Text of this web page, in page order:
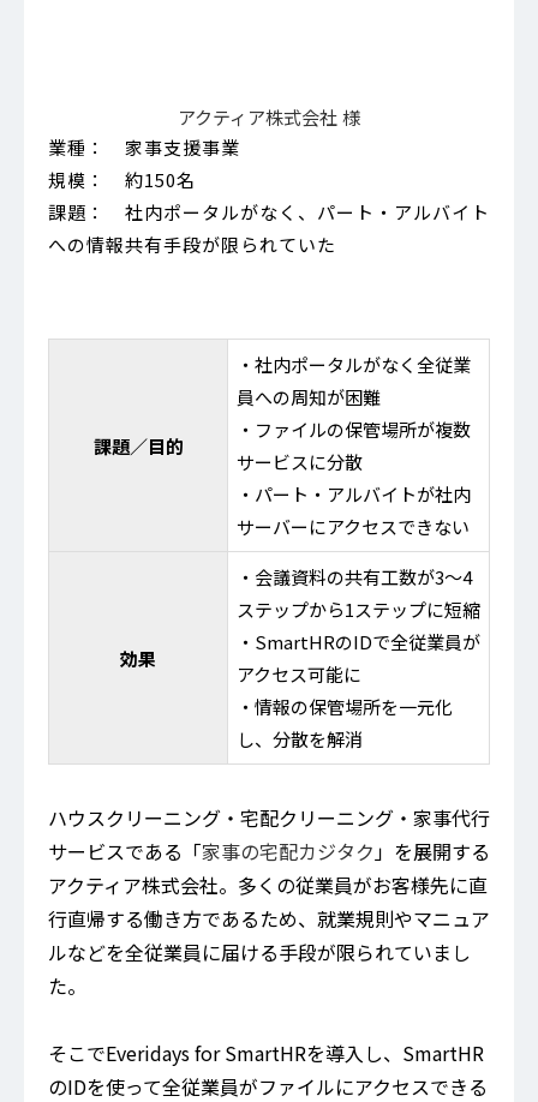
アクティア株式会社 様
業種： 家事支援事業
規模： 約150名
課題： 社内ポータルがなく、パート・アルバイト
への情報共有手段が限られていた
課題／目的
・社内ポータルがなく全従業
員への周知が困難
・ファイルの保管場所が複数
サービスに分散
・パート・アルバイトが社内
サーバーにアクセスできない
効果
・会議資料の共有工数が3〜4
ステップから1ステップに短縮
・SmartHRのIDで全従業員が
アクセス可能に
・情報の保管場所を一元化
し、分散を解消
ハウスクリーニング・宅配クリーニング・家事代行
サービスである「家事の宅配カジタク」を展開する
アクティア株式会社。多くの従業員がお客様先に直
行直帰する働き方であるため、就業規則やマニュア
ルなどを全従業員に届ける手段が限られていまし
た。
そこでEveridays for SmartHRを導入し、SmartHR
のIDを使って全従業員がファイルにアクセスできる